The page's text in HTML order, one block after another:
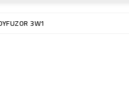
3W1